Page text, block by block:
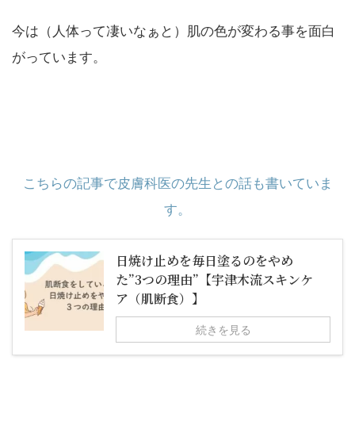
今は（人体って凄いなぁと）肌の色が変わる事を面白
がっています。
こちらの記事で皮膚科医の先生との話も書いていま
す。
日焼け止めを毎日塗るのをやめ
た”3つの理由”【宇津木流スキンケ
ア（肌断食）】
続きを見る